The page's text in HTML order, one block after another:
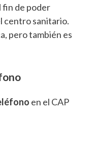
fin de poder
centro sanitario.
pero también es
en el CAP